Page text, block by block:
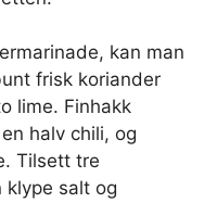
kan man
frisk koriander
lime. Finhakk
halv chili, og
Tilsett tre
klype salt og